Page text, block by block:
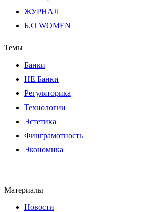
ЖУРНАЛ
Б.О WOMEN
Темы
Банки
НЕ Банки
Регуляторика
Технологии
Эстетика
Финграмотность
Экономика
Материалы
Новости